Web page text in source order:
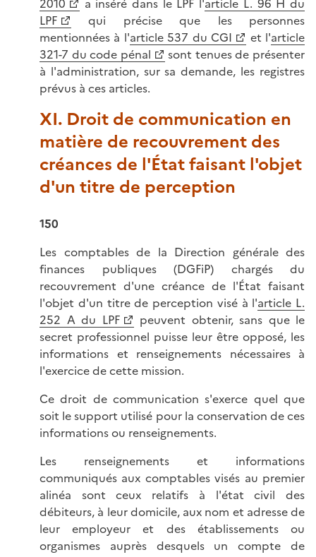
2010 a inséré dans le LPF l'article L. 96 H du
LPF
qui précise que les personnes
mentionnées à l'article 537 du CGI et l'article
321-7 du code pénal
sont tenues de présenter
à l'administration, sur sa demande, les registres
prévus à ces articles.
XI. Droit de communication en
matière de recouvrement des
créances de l'État faisant l'objet
d'un titre de perception
150
Les comptables de la Direction générale des
finances publiques (DGFiP) chargés du
recouvrement d'une créance de l'État faisant
l'objet d'un titre de perception visé à l'article L.
252 A du LPF
peuvent obtenir, sans que le
secret professionnel puisse leur être opposé, les
informations et renseignements nécessaires à
l'exercice de cette mission.
Ce droit de communication s'exerce quel que
soit le support utilisé pour la conservation de ces
informations ou renseignements.
Les renseignements et informations
communiqués aux comptables visés au premier
alinéa sont ceux relatifs à l'état civil des
débiteurs, à leur domicile, aux nom et adresse de
leur employeur et des établissements ou
organismes auprès desquels un compte de